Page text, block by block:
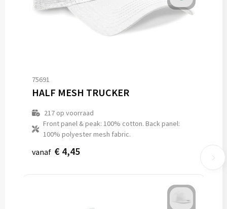
75691
HALF MESH TRUCKER
217op voorraad
Front panel & peak: 100% cotton. Back panel:
100% polyester mesh fabric.
vanaf € 4,45